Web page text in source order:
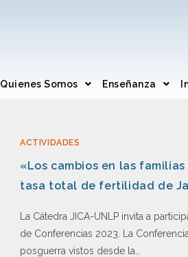
Quienes Somos Enseñanza
ACTIVIDADES
«Los cambios en las
tasa total de fertilidad de
La Cátedra JICA-UNLP invita a
de Conferencias 2023. La
posguerra vistos desde la…